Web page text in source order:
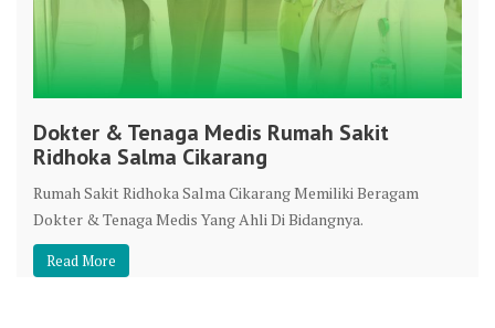
Dokter & Tenaga Medis Rumah Sakit
Ridhoka Salma Cikarang
Rumah Sakit Ridhoka Salma Cikarang Memiliki Beragam
Dokter & Tenaga Medis Yang Ahli Di Bidangnya.
Read More